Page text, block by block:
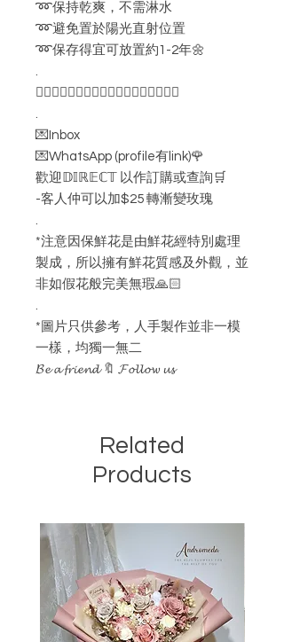
➿保持乾爽，不需淋水
➿避免置於陽光直射位置
➿保存得宜可放置約1-2年🌼
.
👇🏻👇🏻👇🏻👇🏻👇🏻👇🏻👇🏻👇🏻👇🏻
.
💌Inbox
💌WhatsApp (profile有link)🌹
歡迎𝔻𝕀ℝ𝔼ℂ𝕋 以作訂購或查詢🛒
-客人仲可以加$25 轉漸變玫瑰
.
*注意因保鮮花是由鮮花經特別處理
製成，所以擁有鮮花質感及外觀，並
非如假花般完美無瑕🙏🏻
.
*圖片只供參考，人手製作並非一模
一樣，均獨一無二
𝓑𝓮 𝓪 𝓯𝓻𝓲𝓮𝓷𝓭 🔖 𝓕𝓸𝓵𝓵𝓸𝔀 𝓾𝓼
Related
Products